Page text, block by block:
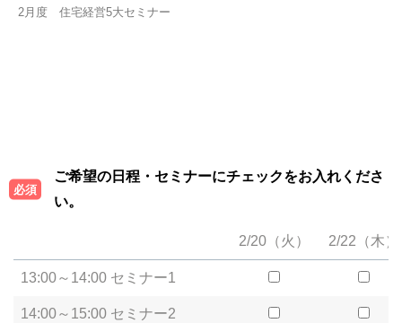
ご希望の日程・セミナーにチェックをお入れくださ
い。
必須
13:00～14:00 セミナー1
14:00～15:00 セミナー2
2/20（火） 2/22（木）